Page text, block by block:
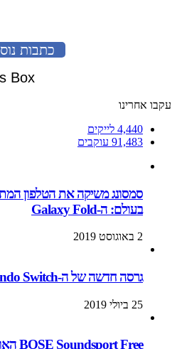
כתבות
Box
עקבו אחרינו
4,440 לייקים
91,483 עוקבים
סמסונג משיקה את הטלפון
בעולם: ה-Galaxy Fold
2 באוגוסט 2019
גרסה חדשה של ה-Nintendo Switch, מה היא תכלול?
25 ביולי 2019
BOSE Soundsport Free האוזניות החדשות של בוש